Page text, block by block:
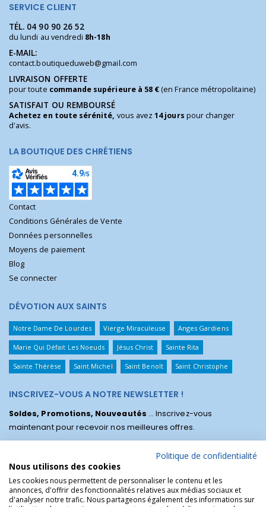
SERVICE CLIENT
TÉL. 04 90 90 26 52
du lundi au vendredi 8h-18h
E-MAIL:
contact.boutiqueduweb@gmail.com
LIVRAISON OFFERTE
pour toute commande supérieure à 58 €(en France métropolitaine)
SATISFAIT OU REMBOURSÉ
Achetez en toute sérénité, vous avez14 jours pour changer
d'avis.
LA BOUTIQUE DES CHRÉTIENS
Contact
Conditions Générales de Vente
Données personnelles
Moyens de paiement
Blog
Se connecter
DÉVOTION AUX SAINTS
Notre Dame De Lourdes Vierge Miraculeuse Anges Gardiens
Marie Qui Défait Les Noeuds Jésus Christ Sainte Rita
Sainte Thérèse Saint Michel Saint Benoît Saint Christophe
INSCRIVEZ-VOUS A NOTRE NEWSLETTER !
Soldes, Promotions, Nouveautés ... Inscrivez-vous
maintenant pour recevoir nos meilleures offres.
Politique de confidentialité
Nous utilisons des cookies
Les cookies nous permettent de personnaliser le contenu et les
annonces, d'offrir des fonctionnalités relatives aux médias sociaux et
d'analyser notre trafic. Nous partageons également des informations sur